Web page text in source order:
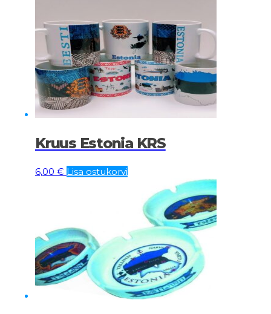
Kruus Estonia KRS
6,00 € Lisa ostukorvi